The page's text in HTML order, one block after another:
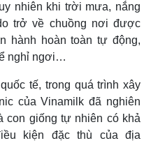
nhiên khi trời mưa, nắng
trở về chuồng nơi được
hành hoàn toàn tự động,
nghỉ ngơi…
tế, trong quá trình xây
của Vinamilk đã nghiên
con giống tự nhiên có khả
kiện đặc thù của địa